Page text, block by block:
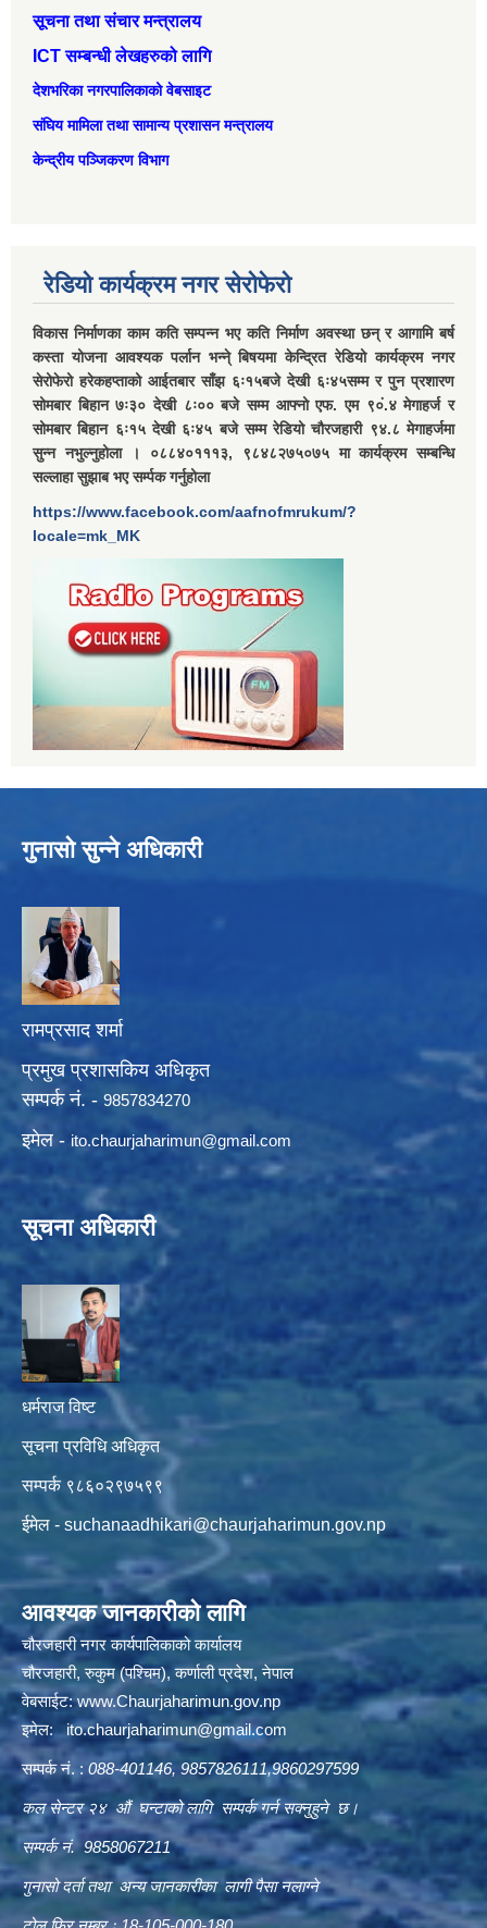
सूचना तथा संचार मन्त्रालय
ICT सम्बन्धी लेखहरुको लागि
देशभरिका नगरपालिकाको वेबसाइट
संघिय मामिला तथा सामान्‍य प्रशासन मन्त्रालय
केन्द्रीय पञ्जिकरण विभाग
रेडियो कार्यक्रम नगर सेरोफेरो
विकास निर्माणका काम कति सम्पन्न भए कति निर्माण अवस्था छन् र आगामि बर्ष
कस्ता योजना आवश्यक पर्लान भन्ने् बिषयमा केन्द्रित रेडियो कार्यक्रम नगर
सेरोफेरो हरेकहप्ताको आईतबार साँझ ६ः१५बजे देखी ६ः४५सम्म र पुन प्रशारण
सोमबार बिहान ७ः३० देखी ८ः०० बजे सम्म आफ्नो एफ. एम ९०ं.४ मेगाहर्ज र
सोमबार बिहान ६ः१५ देखी ६ः४५ बजे सम्म रेडियो चौरजहारी ९४.८ मेगाहर्जमा
सुन्न नभुल्नुहोला । ०८८४०१११३, ९८४८२७५०७५ मा कार्यक्रम सम्बन्धि
सल्लाहा सुझाब भए सर्म्पक गर्नुहोला
https://www.facebook.com/aafnofmrukum/?
locale=mk_MK
गुनासो सुन्ने अधिकारी
रामप्रसाद शर्मा
प्रमुख प्रशासकिय अधिकृत
सम्पर्क नं. - 9857834270
इमेल - ito.chaurjaharimun@gmail.com
सूचना अधिकारी
धर्मराज विष्ट
सूचना प्रविधि अधिकृत
सम्पर्क ९८६०२९७५९९
ईमेल - suchanaadhikari@chaurjaharimun.gov.np
आवश्यक जानकारीको लागि
चौरजहारी नगर कार्यपालिकाको कार्यालय
चौरजहारी, रुकुम (पश्चिम), कर्णाली प्रदेश, नेपाल
वेबसाईट:www.Chaurjaharimun.gov.np
इमेल:ito.chaurjaharimun@gmail.com
सम्पर्क नं. : 088-401146, 9857826111,9860297599
कल सेन्टर २४ औं घन्टाको लागि सम्पर्क गर्न सक्नुहुने छ।
सम्पर्क नं. 9858067211
गुनासो दर्ता तथा अन्य जानकारीका लागी पैसा नलाग्ने